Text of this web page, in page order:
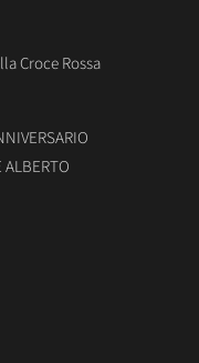
Croce Rossa
ALBERTO